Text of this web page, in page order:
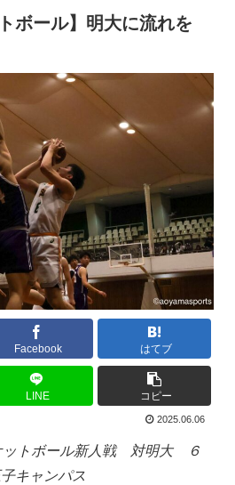
ボール】明大に流れを
Facebook はてブ
LINE コピー
2025.06.06
ットボール新人戦 対明大 ６
キャンパス